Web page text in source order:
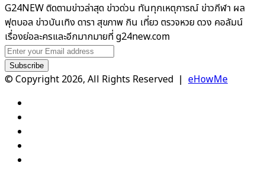
G24NEW ติดตามข่าวล่าสุด ข่าวด่วน ทันทุกเหตุการณ์ ข่าวกีฬา ผล
ฟุตบอล ข่าวบันเทิง ดารา สุขภาพ กิน เที่ยว ตรวจหวย ดวง คอลัมน์
เรื่องย่อละครและอีกมากมายที่ g24new.com
Enter
your
Email
© Copyright 2026, All Rights Reserved | eHowMe